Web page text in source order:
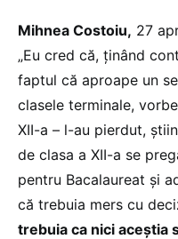
Mihnea Costoiu, 27
„Eu cred că, ţinând
faptul că aproape un
clasele terminale,
XII-a – l-au pierdut,
de clasa a XII-a se
pentru Bacalaureat şi
că trebuia mers cu
trebuia ca nici aceştia